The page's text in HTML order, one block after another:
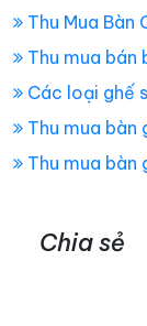
Thu Mua Bàn
Thu mua bán
Các loại ghế
Thu mua bàn
Thu mua bàn
Chia sẻ